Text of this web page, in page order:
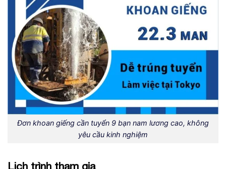
Đơn khoan giếng cần tuyển 9 bạn nam lương cao, không
yêu cầu kinh nghiệm
Lịch trình tham gia